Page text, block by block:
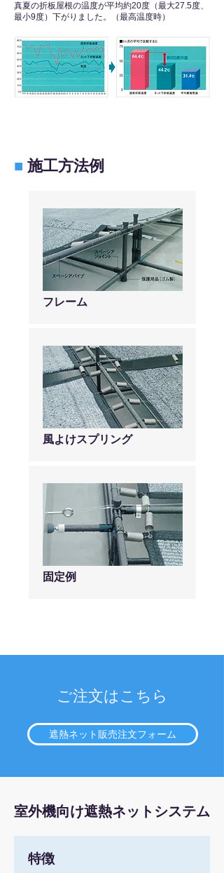
真夏の折板屋根の温度が平均約20度（最大27.5度、
最小9度）下がりました。（最高温度時）
■ 施工方法例
フレーム
風よけスプリング
固定例
​ご注文はこちら
遮熱ネット販売注文フォーム
室外機向け遮熱ネットシステム
​特徴